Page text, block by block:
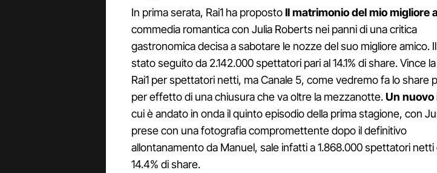
In prima serata, Rai1 ha propostoIl matrimonio del mio migliore
commedia romantica con Julia Roberts nei panni di una critica
gastronomica decisa a sabotare le nozze del suo migliore amico.
stato seguito da 2.142.000 spettatori pari al 14.1% di share. Vince
Rai1 per spettatori netti, ma Canale 5, come vedremo fa lo share
per effetto di una chiusura che va oltre la mezzanotte.Un nuovo
cui è andato in onda il quinto episodio della prima stagione, con
prese con una fotografia compromettente dopo il definitivo
allontanamento da Manuel, sale infatti a 1.868.000 spettatori netti
14.4% di share.